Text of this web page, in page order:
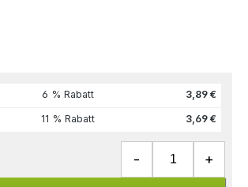
6 % Rabatt 3,89 €
11 % Rabatt 3,69 €